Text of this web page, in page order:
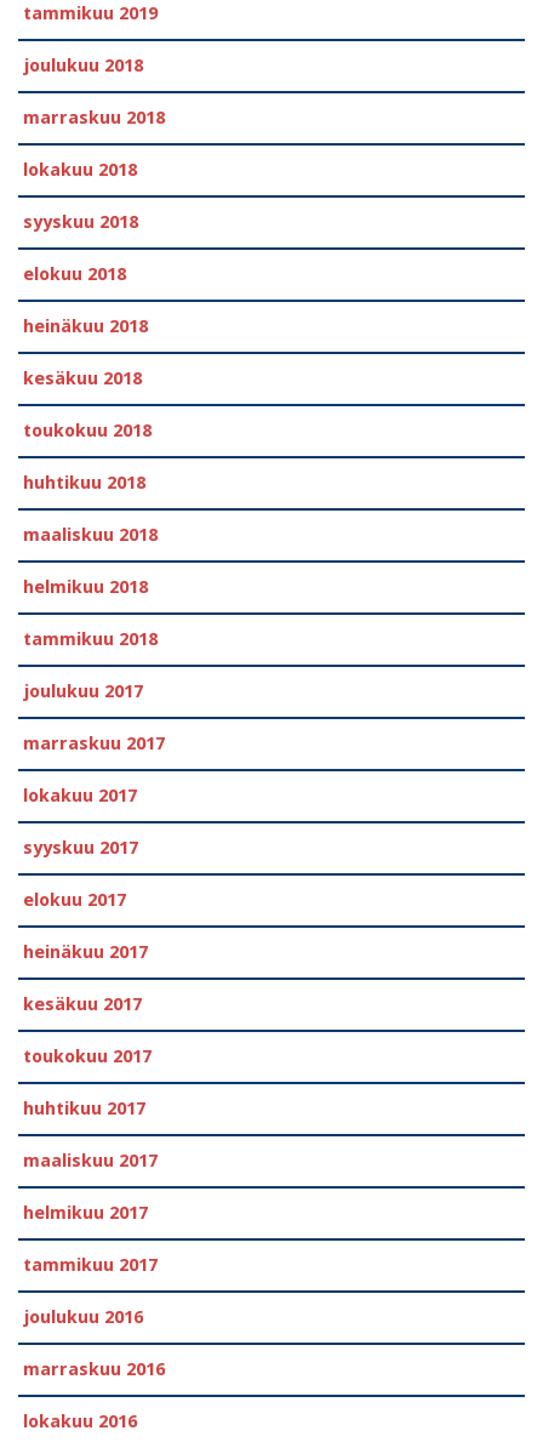
tammikuu 2019
joulukuu 2018
marraskuu 2018
lokakuu 2018
syyskuu 2018
elokuu 2018
heinäkuu 2018
kesäkuu 2018
toukokuu 2018
huhtikuu 2018
maaliskuu 2018
helmikuu 2018
tammikuu 2018
joulukuu 2017
marraskuu 2017
lokakuu 2017
syyskuu 2017
elokuu 2017
heinäkuu 2017
kesäkuu 2017
toukokuu 2017
huhtikuu 2017
maaliskuu 2017
helmikuu 2017
tammikuu 2017
joulukuu 2016
marraskuu 2016
lokakuu 2016